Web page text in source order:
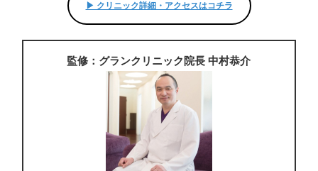
▶︎ クリニック詳細・アクセスはコチラ
監修：グランクリニック院長 中村恭介